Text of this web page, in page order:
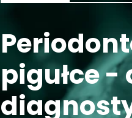
pigułce -